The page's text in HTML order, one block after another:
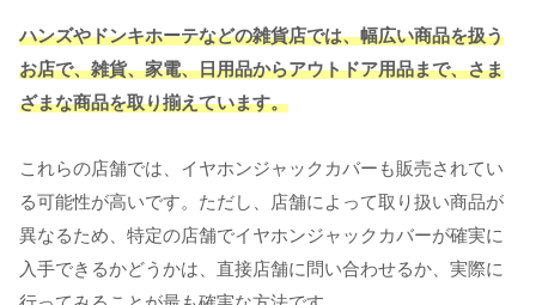
ハンズやドンキホーテなどの雑貨店では、幅広い商品を扱う
お店で、雑貨、家電、日用品からアウトドア用品まで、さま
ざまな商品を取り揃えています。
これらの店舗では、イヤホンジャックカバーも販売されてい
る可能性が高いです。ただし、店舗によって取り扱い商品が
異なるため、特定の店舗でイヤホンジャックカバーが確実に
入手できるかどうかは、直接店舗に問い合わせるか、実際に